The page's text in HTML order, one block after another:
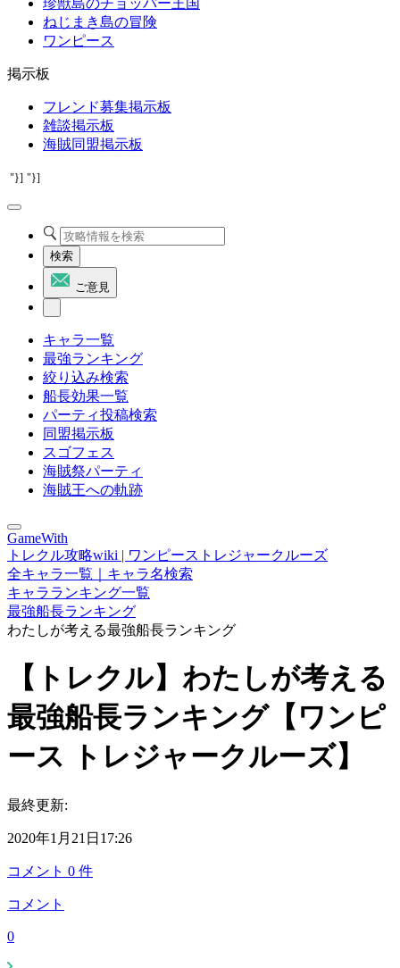
珍獣島のチョッパー王国
ねじまき島の冒険
ワンピース
掲示板
フレンド募集掲示板
雑談掲示板
海賊同盟掲示板
"}] "}]
検索
ご意見
キャラ一覧
最強ランキング
絞り込み検索
船長効果一覧
パーティ投稿検索
同盟掲示板
スゴフェス
海賊祭パーティ
海賊王への軌跡
GameWith
トレクル攻略wiki | ワンピーストレジャークルーズ
全キャラ一覧｜キャラ名検索
キャラランキング一覧
最強船長ランキング
わたしが考える最強船長ランキング
【トレクル】わたしが考える
最強船長ランキング【ワンピ
ース トレジャークルーズ】
最終更新:
2020年1月21日17:26
コメント 0 件
コメント
0